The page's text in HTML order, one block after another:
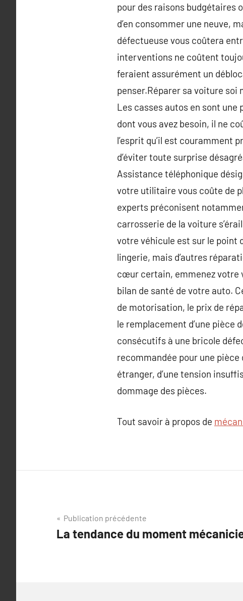
pour des raisons budgétaires
d’en consommer une neuve,
défectueuse vous coûtera
interventions ne coûtent
feraient assurément un
penser.Réparer sa voiture soi
Les casses autos en sont une
dont vous avez besoin, il ne
l’esprit qu’il est couramment
d’éviter toute surprise
Assistance téléphonique
votre utilitaire vous coûte de
experts préconisent
carrosserie de la voiture
votre véhicule est sur le point
lingerie, mais d’autres
cœur certain, emmenez votre
bilan de santé de votre auto.
de motorisation, le prix de
le remplacement d’une pièce
consécutifs à une bricole
recommandée pour une
étranger, d’une tension
dommage des pièces.
Tout savoir à propos de
Navigation
de
Publication précédente
La tendance du moment